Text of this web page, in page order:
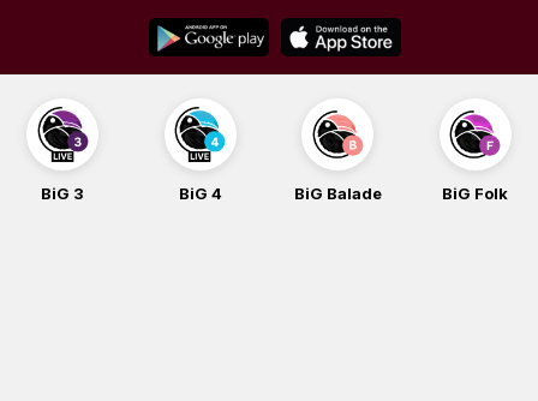
content
BiG 3 BiG 4 BiG Balade BiG Folk